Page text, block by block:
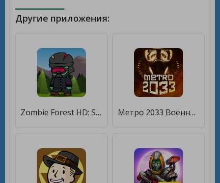
Другие приложения:
Zombie Forest HD: Survival [Бесплатные покупки] Метро 2033 Военная Стратегия Апокалипсис survival [Бесплатные покупки]